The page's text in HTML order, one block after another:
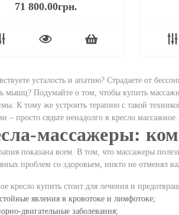
71 800.00грн.
усталость и апатию? Страдаете от
мышц? Подумайте о том, чтобы купить
К тому же устроить терапию с такой
– просто сядьте ненадолго в кресло
массажеры:
показана всем. В том, что массажеры
проблем со здоровьем, никто не отменял
кресло купить стоит для лечения и
явления в кровотоке и лимфотоке;
двигательные заболевания;